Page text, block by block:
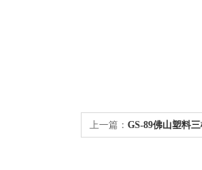
上一篇： GS-89佛山塑料